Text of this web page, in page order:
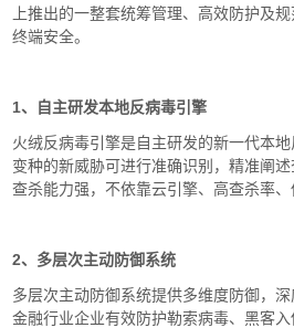
上推出的一整套统筹管理、高效防护及
终端安全。
1、自主研发本地反病毒引擎
火绒反病毒引擎是自主研发的新一代本
变种的新威胁可进行准确识别，精准阐
查杀能力强，不依靠云引擎、高查杀率、
2、多层次主动防御系统
多层次主动防御系统提供多维度防御，
金融行业企业有效防护勒索病毒、黑客入